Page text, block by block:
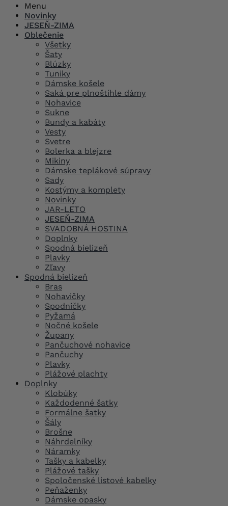
Menu
Novinky
JESEŇ-ZIMA
Oblečenie
Všetky
Šaty
Blúzky
Tuniky
Dámske košele
Saká pre plnoštíhle dámy
Nohavice
Sukne
Bundy a kabáty
Vesty
Svetre
Bolerka a blejzre
Mikiny
Dámske teplákové súpravy
Sady
Kostýmy a komplety
Novinky
JAR-LETO
JESEŇ-ZIMA
SVADOBNÁ HOSTINA
Doplnky
Spodná bielizeň
Plavky
Zľavy
Spodná bielizeň
Bras
Nohavičky
Spodničky
Pyžamá
Nočné košele
Župany
Pančuchové nohavice
Pančuchy
Plavky
Plážové plachty
Doplnky
Klobúky
Každodenné šatky
Formálne šatky
Šály
Brošne
Náhrdelníky
Náramky
Tašky a kabelky
Plážové tašky
Spoločenské listové kabelky
Peňaženky
Dámske opasky